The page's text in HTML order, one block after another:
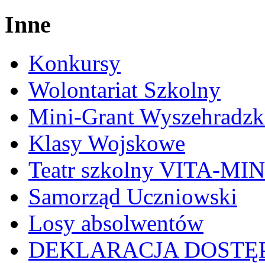
Inne
Konkursy
Wolontariat Szkolny
Mini-Grant
Klasy Wojskowe
Teatr szkolny VITA-
Samorząd Uczniowski
Losy absolwentów
DEKLARACJA